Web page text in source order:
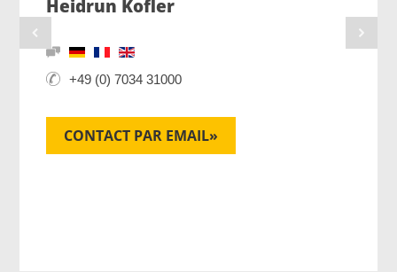
Heidrun Kofler
+49 (0) 7034 31000
CONTACT PAR EMAIL»